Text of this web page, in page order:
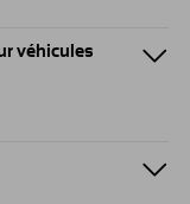
véhicules